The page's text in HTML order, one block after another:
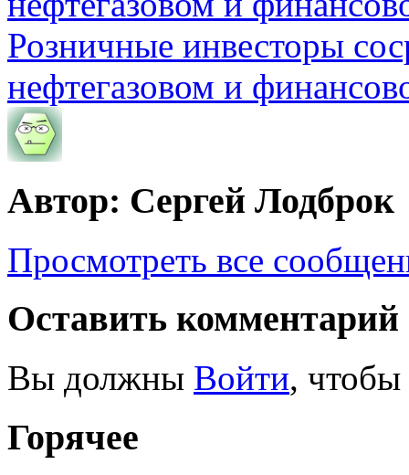
Розничные инвесторы
нефтегазовом и
Автор: Сергей Лодброк
Просмотреть все
Оставить комментарий
Вы должны Войти, чтобы
Горячее